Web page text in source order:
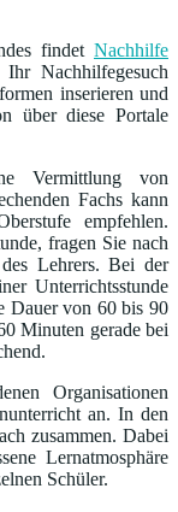
findet Nachhilfe
Nachhilfegesuch
inserieren und
über diese Portale
Vermittlung von
Fachs kann
empfehlen.
fragen Sie nach
Lehrers. Bei der
Unterrichtsstunde
Dauer von 60 bis 90
Minuten gerade bei
Organisationen
an. In den
zusammen. Dabei
Lernatmosphäre
Schüler.